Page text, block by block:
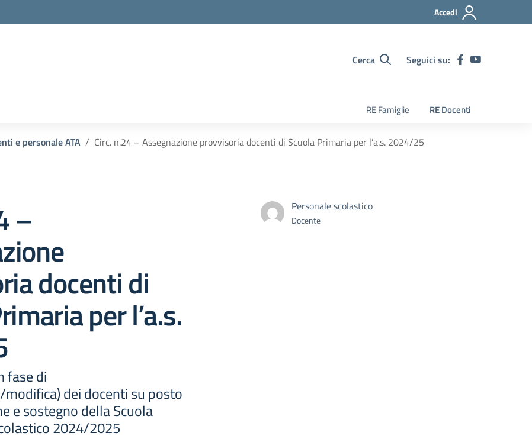
Accedi
Cerca Seguici su:
RE Famiglie RE Docenti
e personale ATA Circ. n.24 – Assegnazione provvisoria docenti di Scuola Primaria per l’a.s. 2024/25
–
docenti di
per l’a.s.
fase di
dei docenti su posto
e sostegno della Scuola
2024/2025
Personale scolastico
Docente